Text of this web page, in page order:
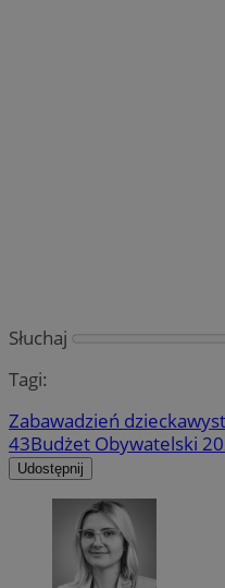
Słuchaj
Tagi:
Zabawadzień dziecka
43Budżet Obywatelski
Udostępnij